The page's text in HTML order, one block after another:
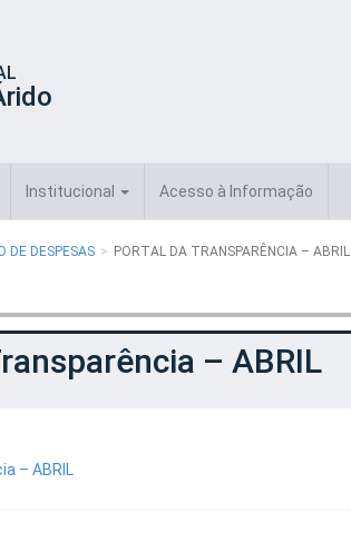
Institucional Acesso à Informação
DE DESPESAS PORTAL DA TRANSPARÊNCIA – ABRIL
– ABRIL
– ABRIL